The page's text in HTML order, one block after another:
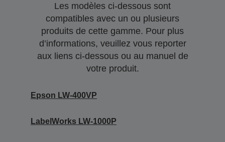
Les modèles ci-dessous sont
compatibles avec un ou plusieurs
produits de cette gamme. Pour plus
d’informations, veuillez vous reporter
aux liens ci-dessous ou au manuel de
votre produit.
Epson LW-400VP
LabelWorks LW-1000P